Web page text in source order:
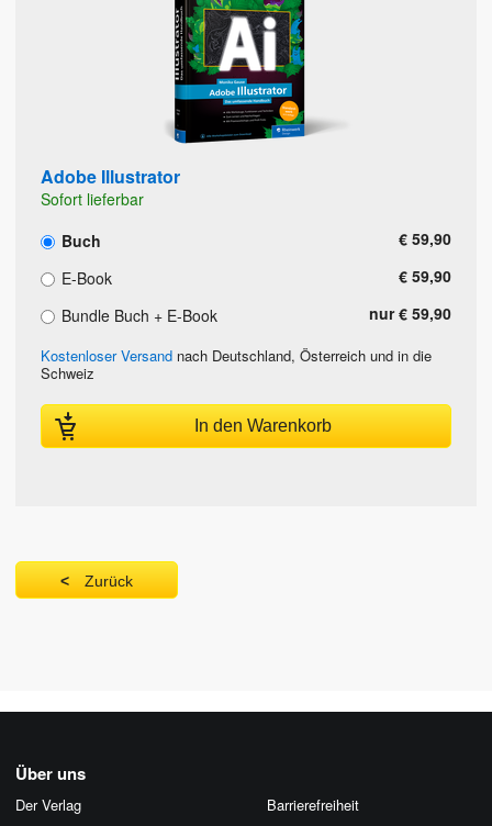
Adobe Illustrator
Sofort lieferbar
Buch
€ 59,90
E-Book
€ 59,90
Bundle Buch + E-Book
nur € 59,90
Kostenloser Versand nach Deutschland, Österreich und in die
Schweiz
In den Warenkorb
Zurück
Über uns
Der Verlag
Barrierefreiheit